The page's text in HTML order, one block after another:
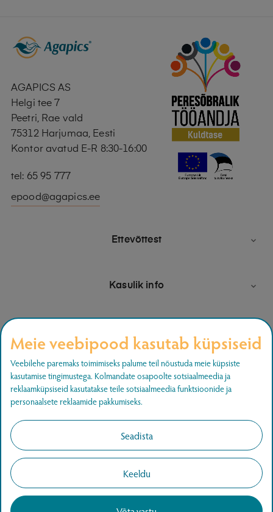
AGAPICS AS
Helgi tee 7
Peetri, Rae vald
75312 Harjumaa, Eesti
Kontor avatud E-R 8:30-16:00
tel: 65 95 777
epood@agapics.ee
Ettevõttest 
Kasulik info 
Liitu uudiskirjaga
Liitu ja saa teada uutest pakkumistest.
Meie veebipood kasutab küpsiseid
Veebilehe paremaks toimimiseks palume teil nõustuda meie küpsiste
kasutamise tingimustega. Kolmandate osapoolte sotsiaalmeedia ja
reklaamküpsiseid kasutatakse teile sotsiaalmeedia funktsioonide ja
personaalsete reklaamide pakkumiseks.
Seadista
Keeldu